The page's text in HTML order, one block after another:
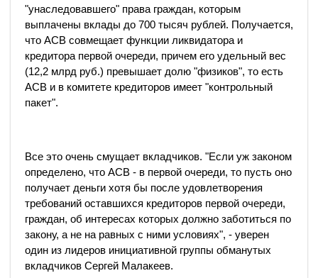
"унаследовавшего" права граждан, которым
выплачены вклады до 700 тысяч рублей. Получается,
что АСВ совмещает функции ликвидатора и
кредитора первой очереди, причем его удельный вес
(12,2 млрд руб.) превышает долю "физиков", то есть
АСВ и в комитете кредиторов имеет "контрольный
пакет".
Все это очень смущает вкладчиков. "Если уж законом
определено, что АСВ - в первой очереди, то пусть оно
получает деньги хотя бы после удовлетворения
требований оставшихся кредиторов первой очереди,
граждан, об интересах которых должно заботиться по
закону, а не на равных с ними условиях", - уверен
один из лидеров инициативной группы обманутых
вкладчиков Сергей Малакеев.